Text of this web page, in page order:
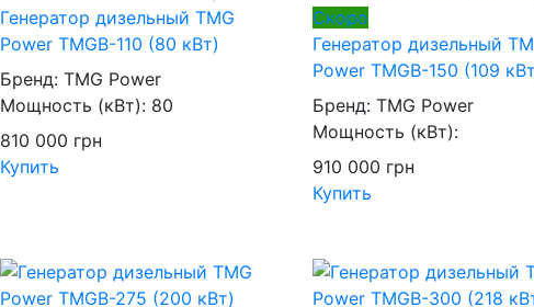
Генератор дизельный TMG
Power TMGB-110 (80 кВт)
Бренд: TMG Power
Мощность (кВт): 80
810 000 грн
Купить
Скоро
Генератор дизельный
Power TMGB-150 (109
Бренд: TMG Power
Мощность (кВт):
910 000 грн
Купить